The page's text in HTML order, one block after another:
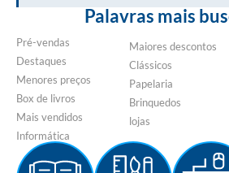
Palavras mais
Pré-vendas
Destaques
Menores preços
Box de livros
Mais vendidos
Informática
Maiores descontos
Clássicos
Papelaria
Brinquedos
lojas